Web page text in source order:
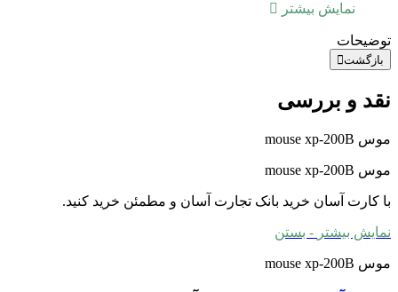
نمایش بیشتر
توضیحات
بازگشت
نقد و بررسی
موس mouse xp-200B
موس mouse xp-200B
با کارت آسان خرید بانک تجارت آسان و مطمئن خرید کنید.
نمایش بیشتر - بستن
موس mouse xp-200B